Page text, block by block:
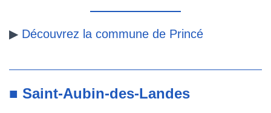
▶ Découvrez la commune de Princé
■ Saint-Aubin-des-Landes